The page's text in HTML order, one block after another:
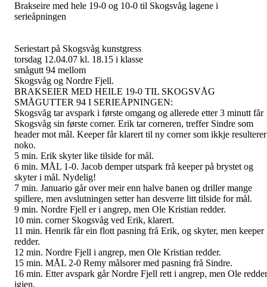
Brakseire med hele 19-0 og 10-0 til Skogsvåg lagene i
serieåpningen
Seriestart på Skogsvåg kunstgress
torsdag 12.04.07 kl. 18.15 i klasse
smågutt 94 mellom
Skogsvåg og Nordre Fjell.
BRAKSEIER MED HEILE 19-0 TIL SKOGSVÅG
SMÅGUTTER 94 I SERIEÅPNINGEN:
Skogsvåg tar avspark i første omgang og allerede etter 3 minutt får
Skogsvåg sin første corner. Erik tar corneren, treffer Sindre som
header mot mål. Keeper får klarert til ny corner som ikkje
noko.
5 min. Erik skyter like tilside for mål.
6 min. MÅL 1-0. Jacob demper utspark frå keeper på brystet og
skyter i mål. Nydelig!
7 min. Januario går over meir enn halve banen og driller mange
spillere, men avslutningen setter han desverre litt tilside for mål.
9 min. Nordre Fjell er i angrep, men Ole Kristian redder.
10 min. corner Skogsvåg ved Erik, klarert.
11 min. Henrik får ein flott pasning frå Erik, og skyter, men keeper
redder.
12 min. Nordre Fjell i angrep, men Ole Kristian redder.
15 min. MÅL 2-0 Remy målsorer med pasning frå Sindre.
16 min. Etter avspark går Nordre Fjell rett i angrep, men Ole redder
igjen.